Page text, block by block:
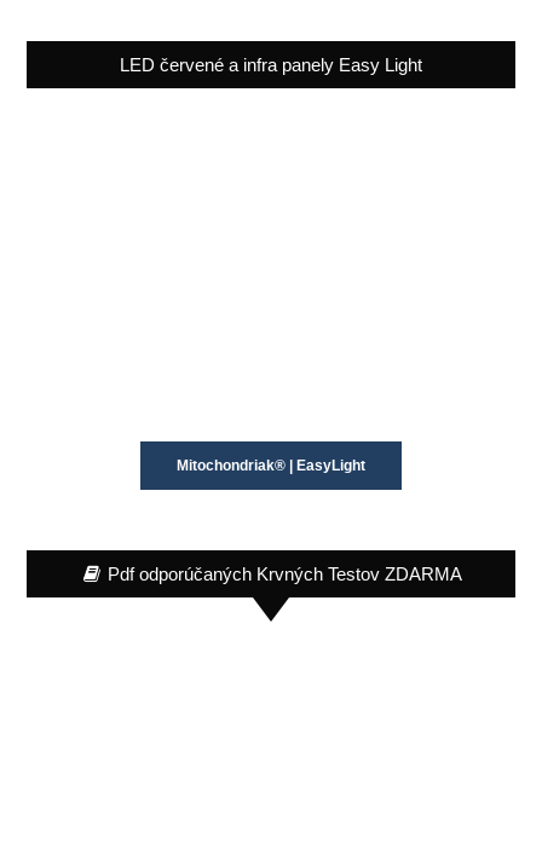
LED červené a infra panely Easy Light
Mitochondriak® | EasyLight
Pdf odporúčaných Krvných Testov ZDARMA